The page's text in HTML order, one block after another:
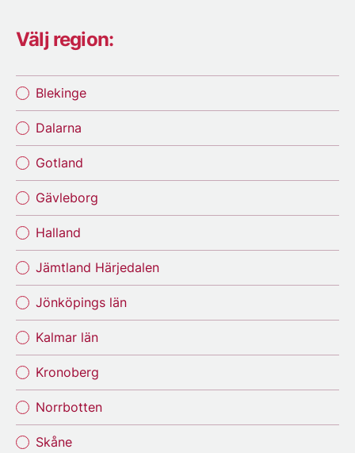
Välj region:
Blekinge
Dalarna
Gotland
Gävleborg
Halland
Jämtland Härjedalen
Jönköpings län
Kalmar län
Kronoberg
Norrbotten
Skåne